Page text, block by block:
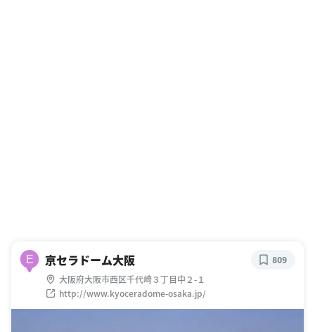
E 京セラドーム大阪
大阪府大阪市西区千代崎３丁目中２-１
http://www.kyoceradome-osaka.jp/
809